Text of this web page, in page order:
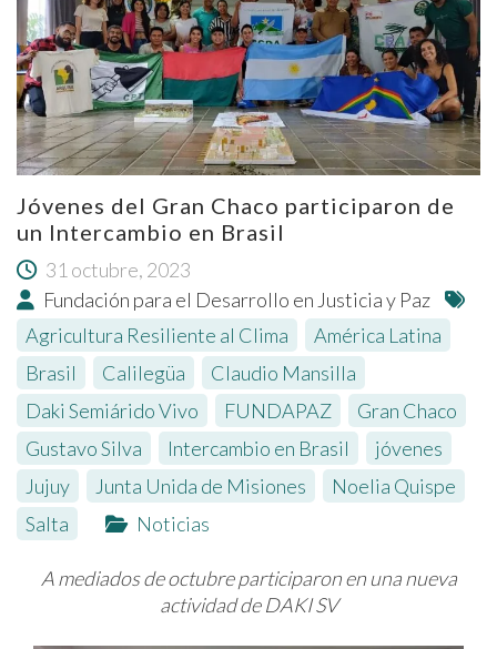
Jóvenes del Gran Chaco participaron de
un Intercambio en Brasil
31 octubre, 2023
Fundación para el Desarrollo en Justicia y Paz
Agricultura Resiliente al Clima
América Latina
Brasil
Calilegüa Claudio Mansilla
Daki Semiárido Vivo
FUNDAPAZ Gran Chaco
Gustavo Silva
Intercambio en Brasil jóvenes
Jujuy
Junta Unida de Misiones Noelia Quispe
Salta
Noticias
A mediados de octubre participaron en una nueva
actividad de DAKI SV